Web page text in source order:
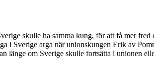
skulle ha samma kung, för att få mer
i Sverige arga när unionskungen Erik av
länge om Sverige skulle fortsätta i unionen